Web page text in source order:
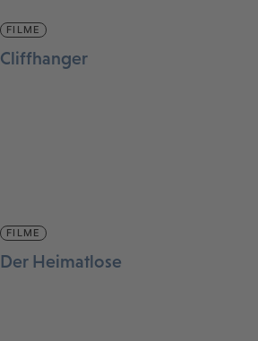
FILME
Cliffhanger
FILME
Der Heimatlose